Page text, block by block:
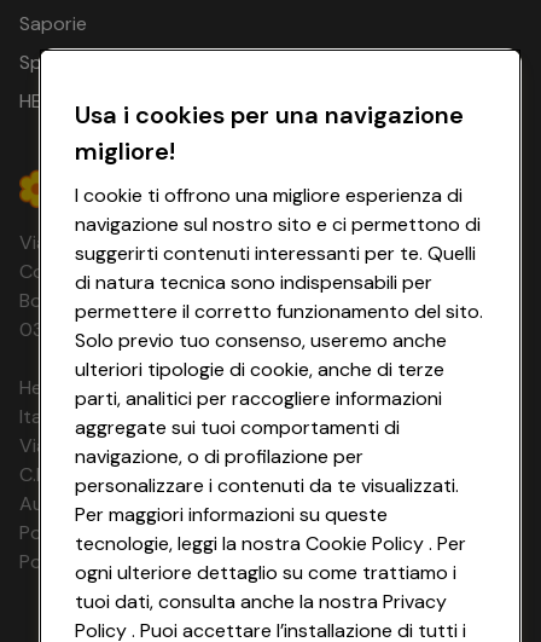
Saporie
Spesa Online
HEYCONAD
Via Michelino, 59 | 40127 BOLOGNA
Codice Fiscale e Registro Imprese di
Bologna 00865960157 PARTITA IVA
03320960374 CONAD SOC. COOP.
HeyConad Viaggi è un servizio gestito da
Italia Travel Marketing S.r.l.
Via Chiesolina 8 | 37066 Sommacampagna (VR)
C.F. e P.IVA: 03816060234
Aut. Prov Verona n. 4737/10
Polizza Ass. RC n. 177765037
Polizza Ass. Protection n. 6006000083/F
Usa i cookies per una navigazione
migliore!
I cookie ti offrono una migliore esperienza di
navigazione sul nostro sito e ci permettono di
suggerirti contenuti interessanti per te. Quelli
di natura tecnica sono indispensabili per
permettere il corretto funzionamento del sito.
Solo previo tuo consenso, useremo anche
ulteriori tipologie di cookie, anche di terze
parti, analitici per raccogliere informazioni
aggregate sui tuoi comportamenti di
navigazione, o di profilazione per
personalizzare i contenuti da te visualizzati.
Per maggiori informazioni su queste
tecnologie, leggi la nostra Cookie Policy . Per
ogni ulteriore dettaglio su come trattiamo i
tuoi dati, consulta anche la nostra Privacy
Policy . Puoi accettare l’installazione di tutti i